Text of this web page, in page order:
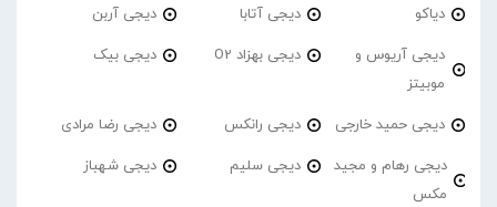
دیاکو دیجی آتابا دیجی آربن
دیجی آریوس و
موبیتز
دیجی بهزاد O2 دیجی بیک
دیجی حمید خارجی دیجی رانکس دیجی رضا مرادی
دیجی رهام و مجید
مکس
دیجی سلیم دیجی شهباز